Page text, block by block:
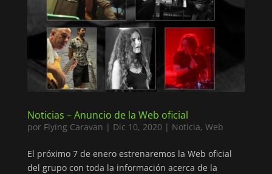
Noticias – Anuncio de la Web oficial
por Flying Caravan | Dic 10, 2020 | Noticia, Web
El próximo 7 de enero estrenaremos la Web oficial
del grupo con toda la información acerca de la